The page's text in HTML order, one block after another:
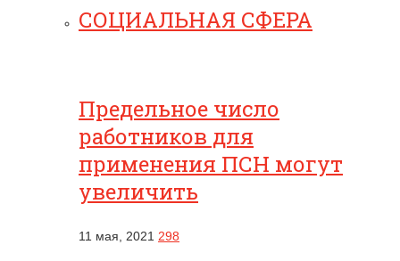
СОЦИАЛЬНАЯ СФЕРА
Предельное число
работников для
применения ПСН могут
увеличить
11 мая, 2021 298